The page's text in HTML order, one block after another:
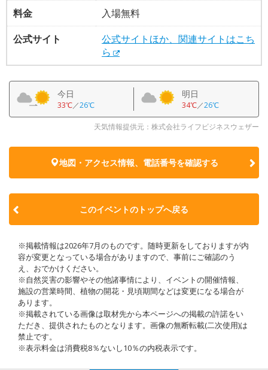
料金
入場無料
公式サイト
公式サイトほか、関連サイトはこち
ら
今日
33℃／26℃
明日
34℃／26℃
天気情報提供元：株式会社ライフビジネスウェザー
地図・アクセス情報、電話番号を確認する
このイベントのトップへ戻る
※掲載情報は2026年7月のものです。随時更新をしておりますが内
容が変更となっている場合がありますので、事前にご確認のう
え、おでかけください。
※自然災害の影響やその他諸事情により、イベントの開催情報、
施設の営業時間、植物の開花・見頃期間などは変更になる場合が
あります。
※掲載されている画像は取材先から本ページへの掲載の許諾をい
ただき、提供されたものとなります。画像の無断転載(二次使用)は
禁止です。
※表示料金は消費税8％ないし10％の内税表示です。